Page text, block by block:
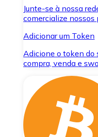
Junte-se à nossa
comercialize nossos
Adicionar um Token
Adicione o token do
compra, venda e